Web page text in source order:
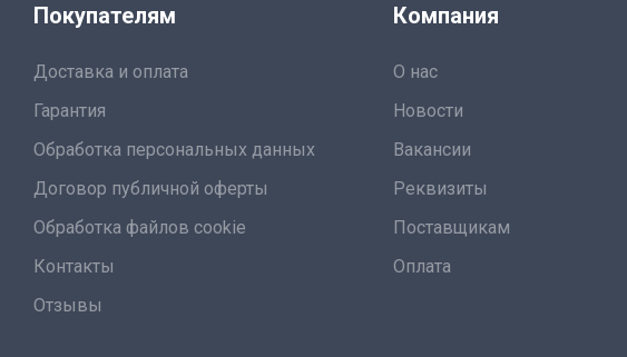
Покупателям
Доставка и оплата
Гарантия
Обработка персональных данных
Договор публичной оферты
Обработка файлов cookie
Контакты
Отзывы
Компания
О нас
Новости
Вакансии
Реквизиты
Поставщикам
Оплата